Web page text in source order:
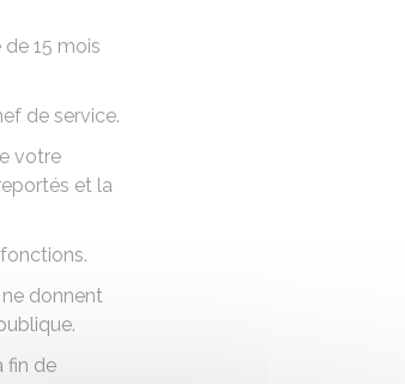
15 mois
de service.
votre
et la
donnent
fin de